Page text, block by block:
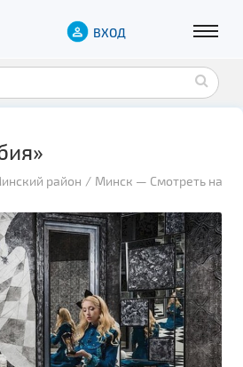
ВХОД
район Минск — Смотреть на